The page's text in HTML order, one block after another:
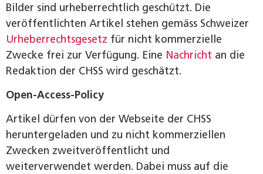
Bilder sind urheberrechtlich geschützt. Die
veröffentlichten Artikel stehen gemäss Schweizer
Urheberrechtsgesetz für nicht kommerzielle
Zwecke frei zur Verfügung. Eine Nachricht an die
Redaktion der CHSS wird geschätzt.
Open-Access-Policy
Artikel dürfen von der Webseite der CHSS
heruntergeladen und zu nicht kommerziellen
Zwecken zweitveröffentlicht und
weiterverwendet werden. Dabei muss auf die